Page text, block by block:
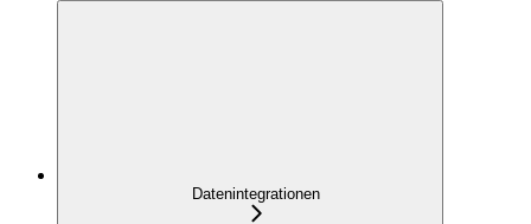
Datenintegrationen